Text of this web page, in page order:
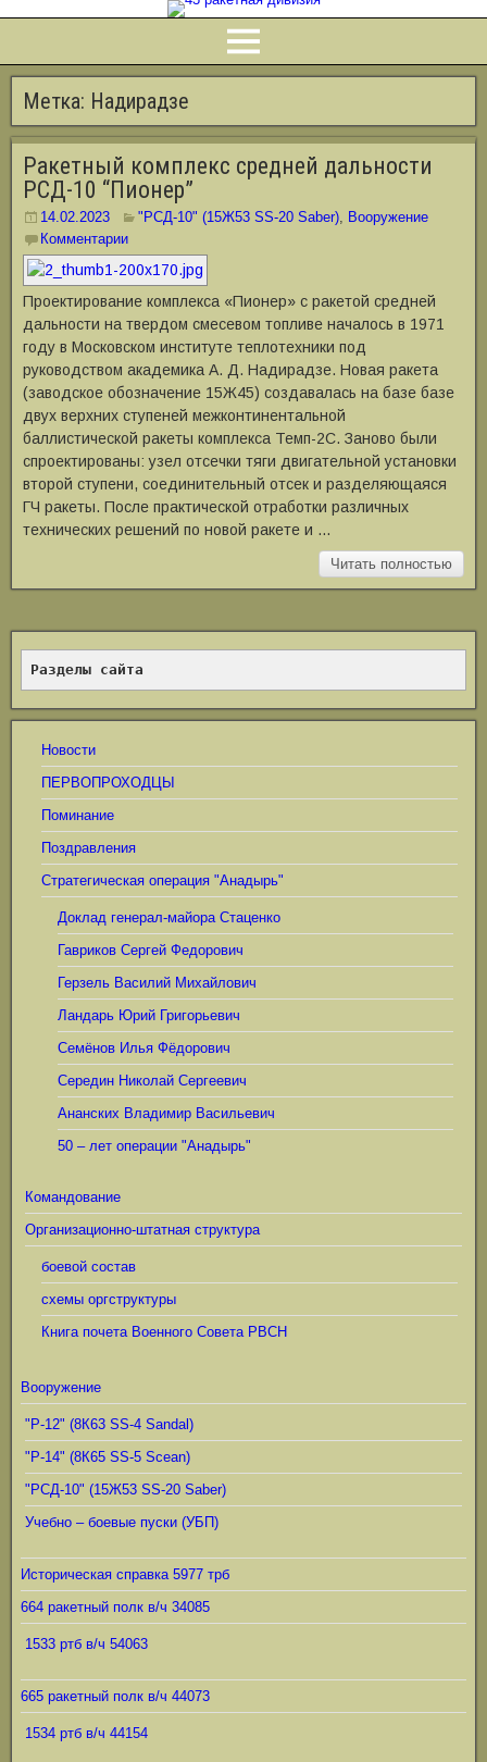
Метка: Надирадзе
Ракетный комплекс средней дальности
РСД-10 “Пионер”
14.02.2023 "РСД-10" (15Ж53 SS-20 Saber), Вооружение
Комментарии
Проектирование комплекса «Пионер» с ракетой средней
дальности на твердом смесевом топливе началось в 1971
году в Московском институте теплотехники под
руководством академика А. Д. Надирадзе. Новая ракета
(заводское обозначение 15Ж45) создавалась на базе базе
двух верхних ступеней межконтинентальной
баллистической ракеты комплекса Темп-2С. Заново были
спроектированы: узел отсечки тяги двигательной установки
второй ступени, соединительный отсек и разделяющаяся
ГЧ ракеты. После практической отработки различных
технических решений по новой ракете и …
Читать полностью
Разделы сайта
Новости
ПЕРВОПРОХОДЦЫ
Поминание
Поздравления
Стратегическая операция "Анадырь"
Доклад генерал-майора Стаценко
Гавриков Сергей Федорович
Герзель Василий Михайлович
Ландарь Юрий Григорьевич
Семёнов Илья Фёдорович
Середин Николай Сергеевич
Ананских Владимир Васильевич
50 – лет операции "Анадырь"
Командование
Организационно-штатная структура
боевой состав
схемы оргструктуры
Книга почета Военного Совета РВСН
Вооружение
"Р-12" (8К63 SS-4 Sandal)
"Р-14" (8К65 SS-5 Scean)
"РСД-10" (15Ж53 SS-20 Saber)
Учебно – боевые пуски (УБП)
Историческая справка 5977 трб
664 ракетный полк в/ч 34085
1533 ртб в/ч 54063
665 ракетный полк в/ч 44073
1534 ртб в/ч 44154